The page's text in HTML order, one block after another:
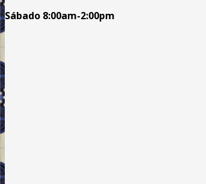
Sábado 8:00am-2:00pm